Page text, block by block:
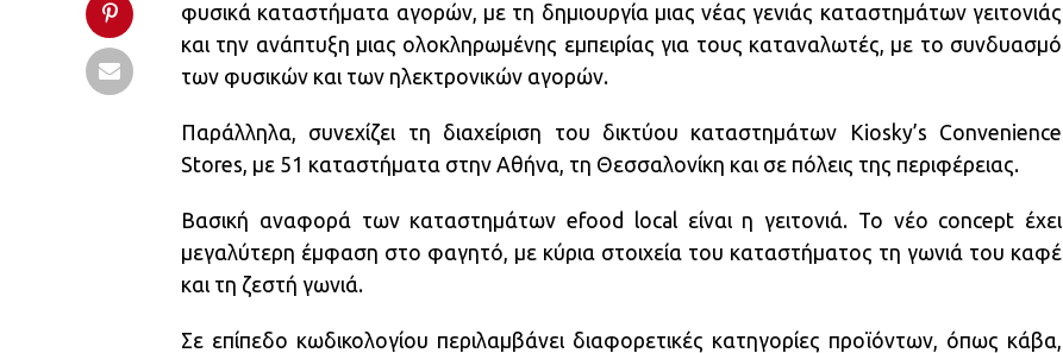
φυσικά καταστήματα αγορών, με τη δημιουργία μιας νέας γενιάς καταστημάτων γειτονιάς
και την ανάπτυξη μιας ολοκληρωμένης εμπειρίας για τους καταναλωτές, με το συνδυασμό
των φυσικών και των ηλεκτρονικών αγορών.
Παράλληλα, συνεχίζει τη διαχείριση του δικτύου καταστημάτων Kiosky’s Convenience
Stores, με 51 καταστήματα στην Αθήνα, τη Θεσσαλονίκη και σε πόλεις της περιφέρειας.
Βασική αναφορά των καταστημάτων efood local είναι η γειτονιά. Το νέο concept έχει
μεγαλύτερη έμφαση στο φαγητό, με κύρια στοιχεία του καταστήματος τη γωνιά του καφέ
και τη ζεστή γωνιά.
Σε επίπεδο κωδικολογίου περιλαμβάνει διαφορετικές κατηγορίες προϊόντων, όπως κάβα,